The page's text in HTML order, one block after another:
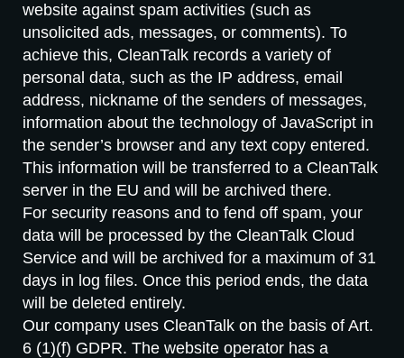
website against spam activities (such as
unsolicited ads, messages, or comments). To
achieve this, CleanTalk records a variety of
personal data, such as the IP address, email
address, nickname of the senders of messages,
information about the technology of JavaScript in
the sender’s browser and any text copy entered.
This information will be transferred to a CleanTalk
server in the EU and will be archived there.
For security reasons and to fend off spam, your
data will be processed by the CleanTalk Cloud
Service and will be archived for a maximum of 31
days in log files. Once this period ends, the data
will be deleted entirely.
Our company uses CleanTalk on the basis of Art.
6 (1)(f) GDPR. The website operator has a